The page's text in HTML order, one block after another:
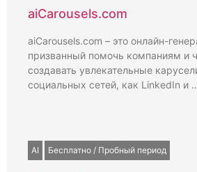
aiCarousels.com
aiCarousels.com – это онлайн-
призванный помочь компаниям и
создавать увлекательные
социальных сетей, как LinkedIn и
AI Бесплатно / Пробный период